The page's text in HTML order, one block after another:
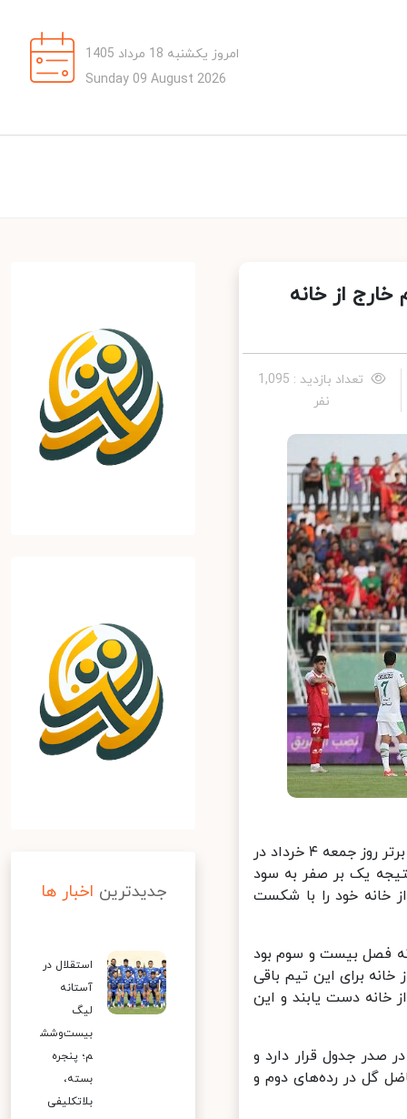
امروز یکشنبه 18 مرداد 1405
Sunday 09 August 2026
از خانه
تعداد بازدید : 1,095
نفر
مهر نوشت: تیم‌های فوتبال ذوب آهن و فولاد در هفته بیست و هشتم لیگ برتر روز جمعه ۴ خرداد در
یک بر صفر به سود
خانه خود را با شکست
فصل بیست و سوم بود
برای این تیم باقی
خانه دست یابند و این
خود در صدر جدول قرار دارد و
امتیاز و بر حسب تفاضل گل در رده‌های دوم و
جدیدترین اخبار ها
استقلال در
آستانه
لیگ
بیست‌وشش
م؛ پنجره
بسته،
بلاتکلیفی